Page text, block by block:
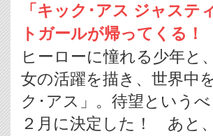
「キック･アス ジャステ
トガールが帰ってくる！
ヒーローに憧れる少年と
女の活躍を描き、世界中
ク･アス」。待望という
２月に決定した！ あと